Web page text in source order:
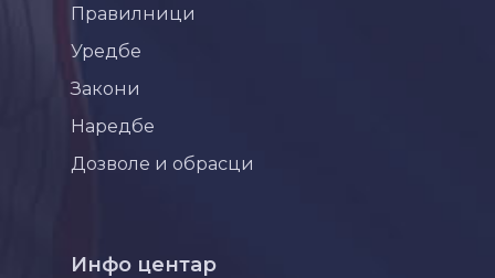
Правилници
Уредбе
Закони
Наредбе
Дозволе и обрасци
Инфо центар